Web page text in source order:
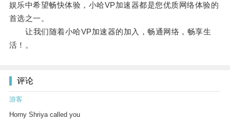
娱乐中希望畅快体验，小哈VP加速器都是您优质网络体验的
首选之一。
让我们随着小哈VP加速器的加入，畅通网络，畅享生
活！。
评论
游客
Horny Shriya called you